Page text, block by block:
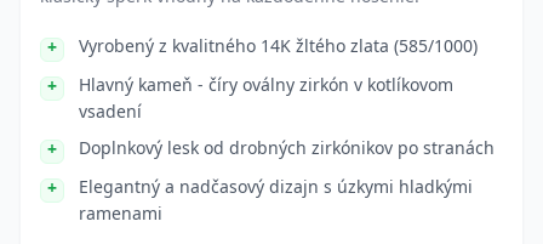
Vyrobený z kvalitného 14K žltého zlata (585/1000)
Hlavný kameň - číry oválny zirkón v kotlíkovom
vsadení
Doplnkový lesk od drobných zirkónikov po stranách
Elegantný a nadčasový dizajn s úzkymi hladkými
ramenami